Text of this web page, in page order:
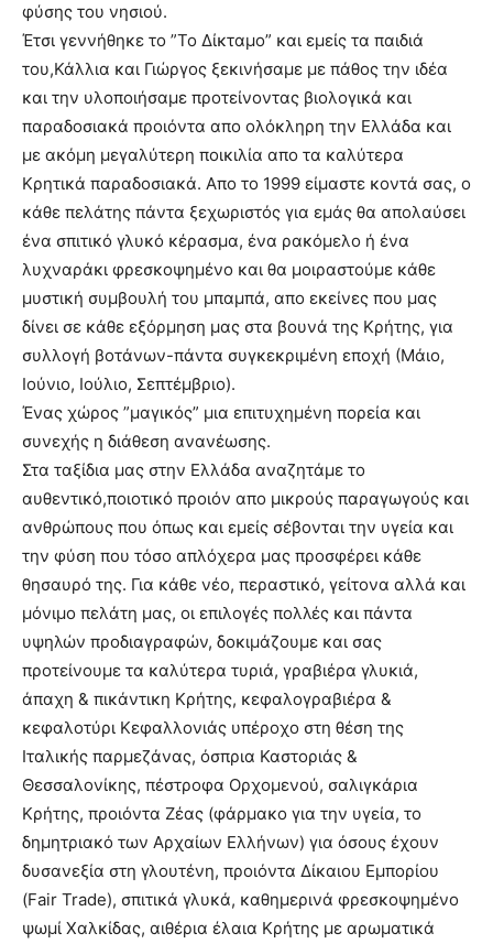
φύσης του νησιού.
Έτσι γεννήθηκε το ”Το Δίκταμο” και εμείς τα παιδιά
του,Κάλλια και Γιώργος ξεκινήσαμε με πάθος την ιδέα
και την υλοποιήσαμε προτείνοντας βιολογικά και
παραδοσιακά προιόντα απο ολόκληρη την Ελλάδα και
με ακόμη μεγαλύτερη ποικιλία απο τα καλύτερα
Κρητικά παραδοσιακά. Απο το 1999 είμαστε κοντά σας, ο
κάθε πελάτης πάντα ξεχωριστός για εμάς θα απολαύσει
ένα σπιτικό γλυκό κέρασμα, ένα ρακόμελο ή ένα
λυχναράκι φρεσκοψημένο και θα μοιραστούμε κάθε
μυστική συμβουλή του μπαμπά, απο εκείνες που μας
δίνει σε κάθε εξόρμηση μας στα βουνά της Κρήτης, για
συλλογή βοτάνων-πάντα συγκεκριμένη εποχή (Μάιο,
Ιούνιο, Ιούλιο, Σεπτέμβριο).
Ένας χώρος ”μαγικός” μια επιτυχημένη πορεία και
συνεχής η διάθεση ανανέωσης.
Στα ταξίδια μας στην Ελλάδα αναζητάμε το
αυθεντικό,ποιοτικό προιόν απο μικρούς παραγωγούς και
ανθρώπους που όπως και εμείς σέβονται την υγεία και
την φύση που τόσο απλόχερα μας προσφέρει κάθε
θησαυρό της. Για κάθε νέο, περαστικό, γείτονα αλλά και
μόνιμο πελάτη μας, οι επιλογές πολλές και πάντα
υψηλών προδιαγραφών, δοκιμάζουμε και σας
προτείνουμε τα καλύτερα τυριά, γραβιέρα γλυκιά,
άπαχη & πικάντικη Κρήτης, κεφαλογραβιέρα &
κεφαλοτύρι Κεφαλλονιάς υπέροχο στη θέση της
Ιταλικής παρμεζάνας, όσπρια Καστοριάς &
Θεσσαλονίκης, πέστροφα Ορχομενού, σαλιγκάρια
Κρήτης, προιόντα Ζέας (φάρμακο για την υγεία, το
δημητριακό των Αρχαίων Ελλήνων) για όσους έχουν
δυσανεξία στη γλουτένη, προιόντα Δίκαιου Εμπορίου
(Fair Trade), σπιτικά γλυκά, καθημερινά φρεσκοψημένο
ψωμί Χαλκίδας, αιθέρια έλαια Κρήτης με αρωματικά